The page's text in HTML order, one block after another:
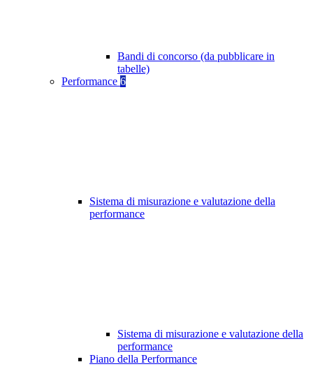
Bandi di concorso (da pubblicare in
tabelle)
Performance 6
Sistema di misurazione e valutazione della
performance
Sistema di misurazione e valutazione della
performance
Piano della Performance